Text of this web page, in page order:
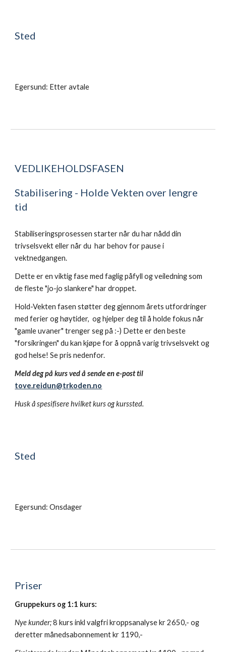
Sted
Egersund: Etter avtale
VEDLIKEHOLDSFASEN
Stabilisering - Holde Vekten over lengre
tid
Stabiliseringsprosessen starter når du har nådd din
trivselsvekt eller når du har behov for pause i
vektnedgangen.
Dette er en viktig fase med faglig påfyll og veiledning som
de fleste "jo-jo slankere" har droppet.
Hold-Vekten fasen støtter deg gjennom årets utfordringer
med ferier og høytider, og hjelper deg til å holde fokus når
"gamle uvaner" trenger seg på :-) Dette er den beste
"forsikringen" du kan kjøpe for å oppnå varig trivselsvekt og
god helse! Se pris nedenfor.
Meld deg på kurs ved å sende en e-post til
tove.reidun@trkoden.no
Husk å spesifisere hvilket kurs og kurssted.
Sted
Egersund: Onsdager
Priser
Gruppekurs og 1:1 kurs:
Nye kunder;8 kurs inkl valgfri kroppsanalyse kr 2650,- og
deretter månedsabonnement kr 1190,-